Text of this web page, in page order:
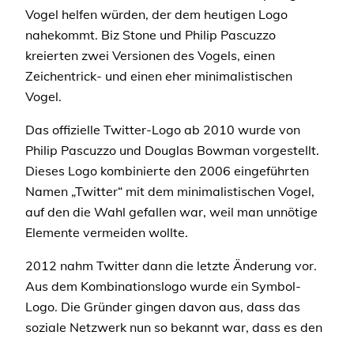
Vogel helfen würden, der dem heutigen Logo
nahekommt. Biz Stone und Philip Pascuzzo
kreierten zwei Versionen des Vogels, einen
Zeichentrick- und einen eher minimalistischen
Vogel.
Das offizielle Twitter-Logo ab 2010 wurde von
Philip Pascuzzo und Douglas Bowman vorgestellt.
Dieses Logo kombinierte den 2006 eingeführten
Namen „Twitter“ mit dem minimalistischen Vogel,
auf den die Wahl gefallen war, weil man unnötige
Elemente vermeiden wollte.
2012 nahm Twitter dann die letzte Änderung vor.
Aus dem Kombinationslogo wurde ein Symbol-
Logo. Die Gründer gingen davon aus, dass das
soziale Netzwerk nun so bekannt war, dass es den